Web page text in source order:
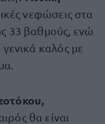
νεφώσεις στα
33 βαθμούς, ενώ
καλός με
θα είναι